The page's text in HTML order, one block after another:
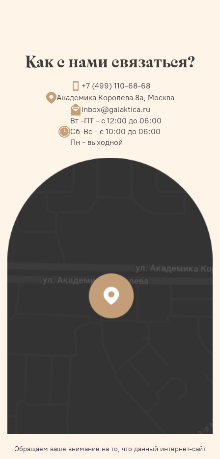
Как с нами связаться?
+7 (499) 110-68-68
Академика Королева 8а, Москва
inbox@galaktica.ru
Вт -ПТ - с 12:00 до 06:00
Сб-Вс - с 10:00 до 06:00
Пн - выходной
Обращаем ваше внимание на то, что данный интернет-сайт